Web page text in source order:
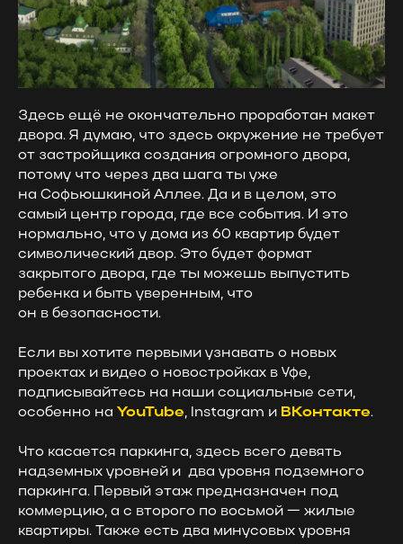
Здесь ещё не окончательно проработан макет
двора. Я думаю, что здесь окружение не требует
от застройщика создания огромного двора,
потому что через два шага ты уже
на Софьюшкиной Аллее. Да и в целом, это
самый центр города, где все события. И это
нормально, что у дома из 60 квартир будет
символический двор. Это будет формат
закрытого двора, где ты можешь выпустить
ребенка и быть уверенным, что
он в безопасности.
Если вы хотите первыми узнавать о новых
проектах и видео о новостройках в Уфе,
подписывайтесь на наши социальные сети,
особенно на YouTube, Instagram и ВКонтакте.
Что касается паркинга, здесь всего девять
надземных уровней и два уровня подземного
паркинга. Первый этаж предназначен под
коммерцию, а с второго по восьмой — жилые
квартиры. Также есть два минусовых уровня